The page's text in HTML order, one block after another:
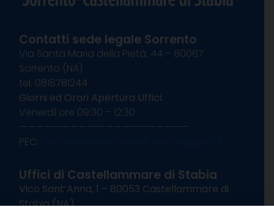
Contatti sede legale Sorrento
Via Santa Maria della Pietà, 44 – 80067
Sorrento (NA)
tel. 0818781244
Giorni ed Orari Apertura Uffici:
Venerdì ore 09:30 – 12:30
———————————————————–
PEC:
Uffici di Castellammare di Stabia
Vico Sant’Anna, 1 – 80053 Castellammare di
Stabia (NA)